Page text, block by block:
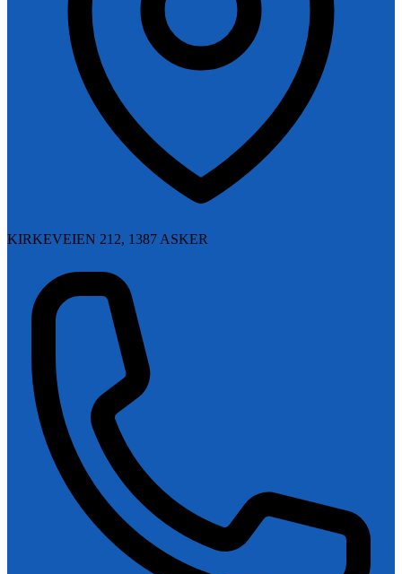
KIRKEVEIEN 212, 1387 ASKER